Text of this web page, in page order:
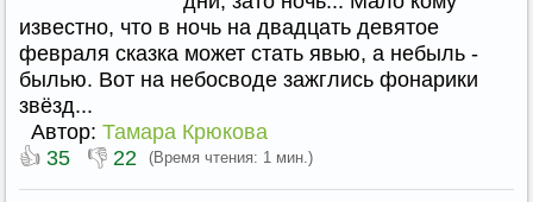
известно, что в ночь на двадцать девятое
февраля сказка может стать явью, а небыль -
былью. Вот на небосводе зажглись фонарики
звёзд...
Автор: Тамара Крюкова
👍 35 👎 22 (Время чтения: 1 мин.)